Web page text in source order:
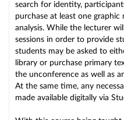
search for identity,
purchase at least one
analysis. While the lecturer
sessions in order to provide
students may be asked to
library or purchase primary
the unconference as well as
At the same time, any
made available digitally via